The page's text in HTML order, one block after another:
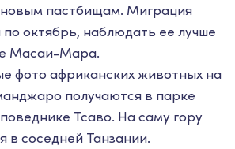
пастбищам. Миграция
октябрь, наблюдать ее лучше
Масаи-Мара.
фото африканских животных на
получаются в парке
Тсаво. На саму гору
в соседней Танзании.